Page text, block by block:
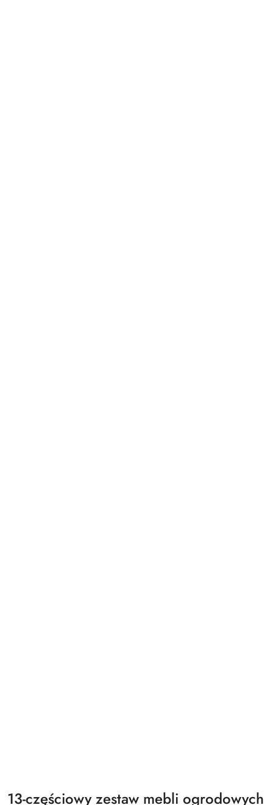
13-częściowy zestaw mebli ogrodowych